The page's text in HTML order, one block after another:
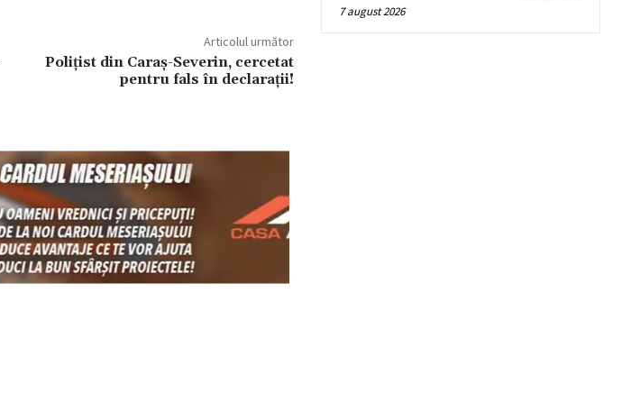
Articolul următor
Polițist din Caraș-Severin, cercetat
pentru fals în declarații!
7 august 2026